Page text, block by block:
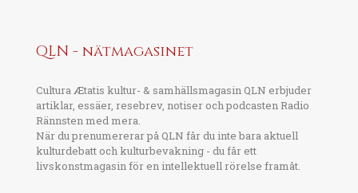
QLN - nätmagasinet
Cultura Ætatis kultur- & samhällsmagasin QLN erbjuder
artiklar, essäer, resebrev, notiser och podcasten Radio
Rännsten med mera.
När du prenumererar på QLN får du inte bara aktuell
kulturdebatt och kulturbevakning - du får ett
livskonstmagasin för en intellektuell rörelse framåt.